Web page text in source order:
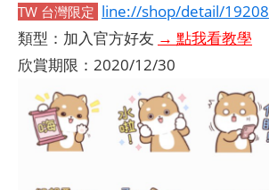
TW 台灣限定 line://shop/detail/19208
類型：加入官方好友 → 點我看教學
欣賞期限：2020/12/30